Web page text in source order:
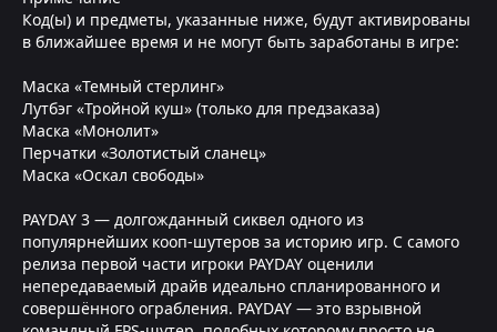
Код(ы) и предметы, указанные ниже, будут активированы
в ближайшее время и не могут быть заработаны в игре:
Маска «Темный стерлинг»
Лутбэг «Тройной куш» (только для предзаказа)
Маска «Монолит»
Перчатки «Золотистый сланец»
Маска «Оскал свободы»
PAYDAY 3 — долгожданный сиквел одного из
популярнейших кооп-шутеров за историю игр. С самого
релиза первой части игроки PAYDAY оценили
непередаваемый драйв идеально спланированного и
совершённого ограбления. PAYDAY — это взрывной